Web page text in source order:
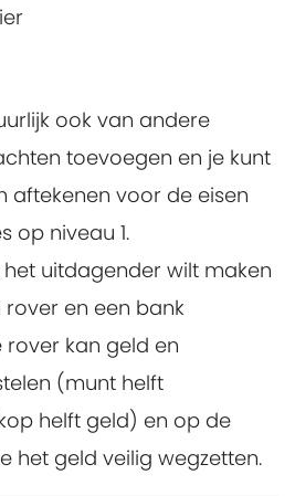
ook van andere
toevoegen en je kunt
aftekenen voor de eisen
op niveau 1.
uitdagender wilt maken
rover en een bank
rover kan geld en
(munt helft
helft geld) en op de
het geld veilig wegzetten.